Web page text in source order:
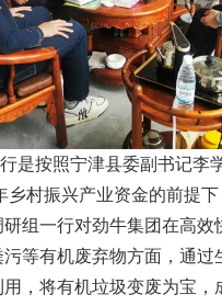
是按照宁津县委副书记李
乡村振兴产业资金的前提下
组一行对劲牛集团在高效
等有机废弃物方面，通过
，将有机垃圾变废为宝，